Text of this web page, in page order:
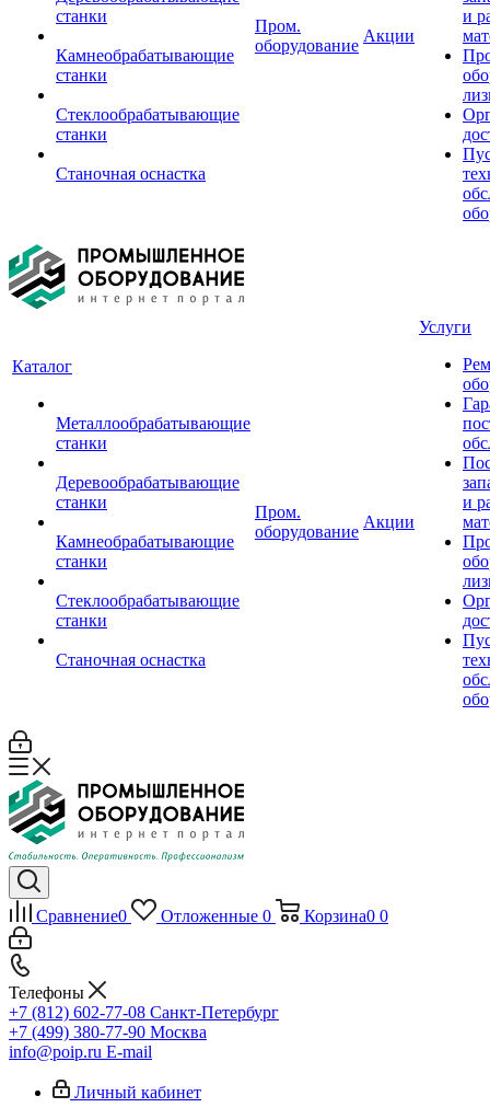
станки
Камнеобрабатывающие
станки
Стеклообрабатывающие
станки
Станочная оснастка
Пром.
оборудование
Акции
и
Каталог
Металлообрабатывающие
станки
Деревообрабатывающие
станки
Камнеобрабатывающие
станки
Стеклообрабатывающие
станки
Станочная оснастка
Пром.
оборудование
Акции
Услуги
и
Сравнение0 Отложенные 0 Корзина0 0
Телефоны
+7 (812) 602-77-08 Санкт-Петербург
+7 (499) 380-77-90 Москва
info@poip.ru E-mail
Личный кабинет